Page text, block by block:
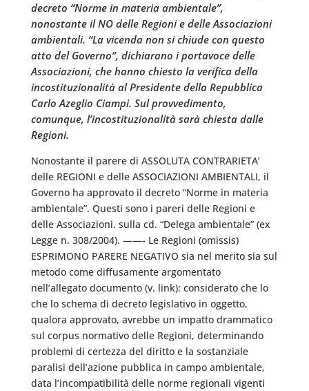
decreto “Norme in materia ambientale”,
nonostante il NO delle Regioni e delle Associazioni
ambientali. “La vicenda non si chiude con questo
atto del Governo”, dichiarano i portavoce delle
Associazioni, che hanno chiesto la verifica della
incostituzionalità al Presidente della Repubblica
Carlo Azeglio Ciampi. Sul provvedimento,
comunque, l’incostituzionalità sarà chiesta dalle
Regioni.
Nonostante il parere di ASSOLUTA CONTRARIETA’
delle REGIONI e delle ASSOCIAZIONI AMBIENTALI, il
Governo ha approvato il decreto “Norme in materia
ambientale”. Questi sono i pareri delle Regioni e
delle Associazioni. sulla cd. “Delega ambientale” (ex
Legge n. 308/2004). ——- Le Regioni (omissis)
ESPRIMONO PARERE NEGATIVO sia nel merito sia sul
metodo come diffusamente argomentato
nell’allegato documento (v. link): considerato che lo
che lo schema di decreto legislativo in oggetto,
qualora approvato, avrebbe un impatto drammatico
sul corpus normativo delle Regioni, determinando
problemi di certezza del diritto e la sostanziale
paralisi dell’azione pubblica in campo ambientale,
data l’incompatibilità delle norme regionali vigenti